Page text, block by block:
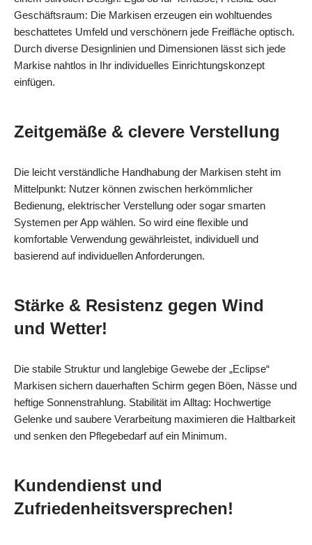
Geschäftsraum: Die Markisen erzeugen ein wohltuendes
beschattetes Umfeld und verschönern jede Freifläche optisch.
Durch diverse Designlinien und Dimensionen lässt sich jede
Markise nahtlos in Ihr individuelles Einrichtungskonzept
einfügen.
Zeitgemäße & clevere Verstellung
Die leicht verständliche Handhabung der Markisen steht im
Mittelpunkt: Nutzer können zwischen herkömmlicher
Bedienung, elektrischer Verstellung oder sogar smarten
Systemen per App wählen. So wird eine flexible und
komfortable Verwendung gewährleistet, individuell und
basierend auf individuellen Anforderungen.
Stärke & Resistenz gegen Wind
und Wetter!
Die stabile Struktur und langlebige Gewebe der „Eclipse“
Markisen sichern dauerhaften Schirm gegen Böen, Nässe und
heftige Sonnenstrahlung. Stabilität im Alltag: Hochwertige
Gelenke und saubere Verarbeitung maximieren die Haltbarkeit
und senken den Pflegebedarf auf ein Minimum.
Kundendienst und
Zufriedenheitsversprechen!